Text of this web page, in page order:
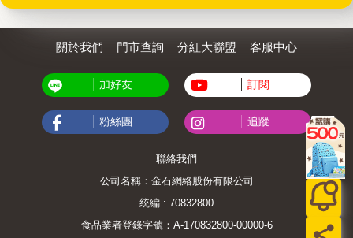
關於我們 門市查詢 分紅大聯盟 客服中心
加好友 訂閱
粉絲團 追蹤
聯絡我們
公司名稱：金石網絡股份有限公司
統編 : 70832800
食品業者登錄字號：A-170832800-00000-6